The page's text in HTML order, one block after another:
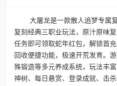
大屠龙是一款散人追梦专属
复刻经典三职业玩法，原汁原味
任务即可领取蛇年红包，解锁首
回收便捷功能，极速开荒发育。
殊锻造等多元养成系统，玩法丰
神树、每日悬赏、登录成就、击